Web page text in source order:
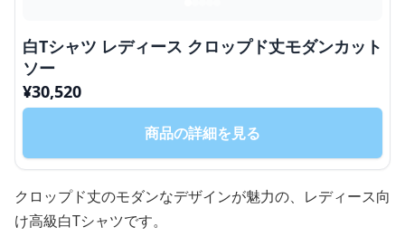
白Tシャツ レディース クロップド丈モダンカット
ソー
¥30,520
商品の詳細を見る
クロップド丈のモダンなデザインが魅力の、レディース向
け高級白Tシャツです。